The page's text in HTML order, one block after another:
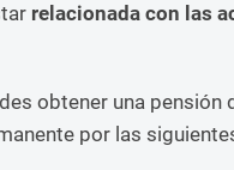
relacionada con las
obtener una pensión
por las